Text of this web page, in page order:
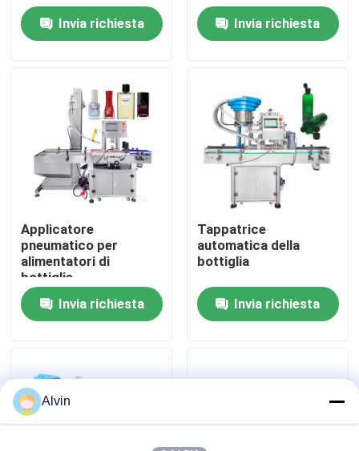
Prodotti
Circa noi
Giro della fabbrica
Controllo di qualità
Contattici
Richieda una citazione
Invia richiesta Invia richiesta
Applicatore
pneumatico per
alimentatori di
bottiglie
Invia richiesta
Tappatrice
automatica della
bottiglia
Invia richiesta
Alvin